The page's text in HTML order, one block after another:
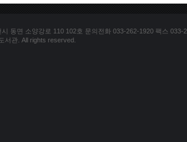
동면 소양강로 110 102호 문의전화 033-262-1920 팩스 033-
서관. All rights reserved.